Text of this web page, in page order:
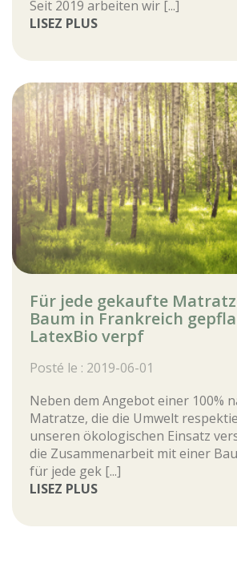
Seit 2019 arbeiten wir [...]
LISEZ PLUS
Für jede gekaufte
Baum in Frankreich
LatexBio verpf
Posté le : 2019-06-01
Neben dem Angebot einer 100%
Matratze, die die Umwelt
unseren ökologischen Einsatz
die Zusammenarbeit mit einer
für jede gek [...]
LISEZ PLUS